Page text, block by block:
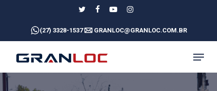
content
twitterfacebookyoutubeinstagram
(27) 3328-1537 GRANLOC@GRANLOC.COM.BR